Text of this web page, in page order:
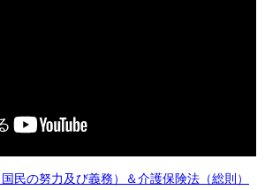
民の努力及び義務）＆介護保険法（総則）